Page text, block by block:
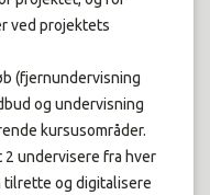
ved projektets
(fjernundervisning
og undervisning
kursusområder.
undervisere fra hver
tilrette og digitalisere